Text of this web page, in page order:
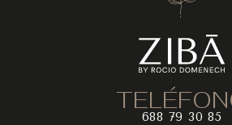
688 79 30 85